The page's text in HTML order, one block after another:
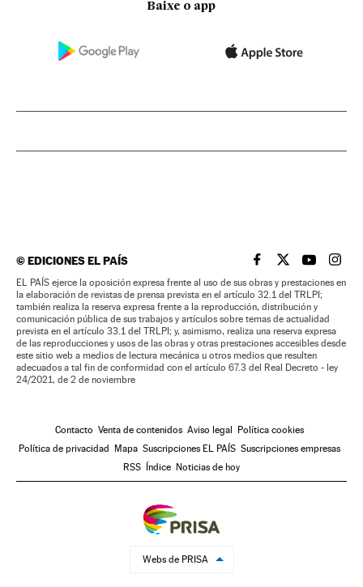
Baixe o app
©EDICIONES EL PAÍS EL PAÍS BRASIL EN
EL PAÍSEL PAÍS
EL
EL PAÍS ejerce la oposición expresa frente al uso de sus obras y prestaciones en
la elaboración de revistas de prensa prevista en el artículo 32.1 del TRLPI;
también realiza la reserva expresa frente a la reproducción, distribución y
comunicación pública de sus trabajos y artículos sobre temas de actualidad
prevista en el artículo 33.1 del TRLPI; y, asimismo, realiza una reserva expresa
de las reproducciones y usos de las obras y otras prestaciones accesibles desde
este sitio web a medios de lectura mecánica u otros medios que resulten
adecuados a tal fin de conformidad con el artículo 67.3 del Real Decreto - ley
24/2021, de 2 de noviembre
Contacto Venta de contenidos Aviso legal Política cookies
Política de privacidad Mapa Suscripciones EL PAÍS Suscripciones empresas
RSS Índice Noticias de hoy
Webs de PRISA